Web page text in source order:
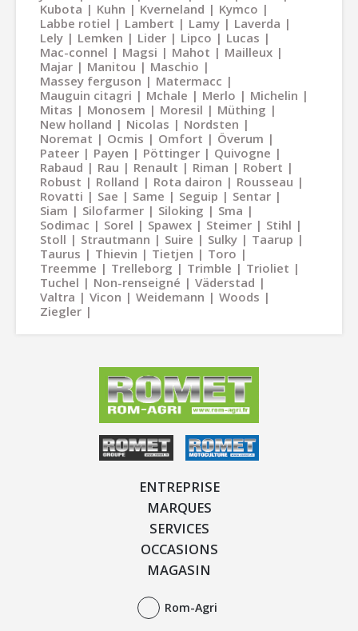
Kubota
Kuhn Kverneland
Kymco
Labbe rotiel
Lambert Lamy
Laverda
Lely
Lemken Lider Lipco
Lucas
Mac-connel
Magsi Mahot
Mailleux
Majar
Manitou
Maschio
Massey ferguson
Matermacc
Mauguin citagri
Mchale Merlo
Michelin
Mitas
Monosem Moresil
Müthing
New holland
Nicolas
Nordsten
Noremat
Ocmis Omfort
Överum
Pateer
Payen Pöttinger
Quivogne
Rabaud
Rau Renault Riman
Robert
Robust
Rolland Rota dairon
Rousseau
Rovatti
Sae Same Seguip
Sentar
Siam
Silofarmer Siloking
Sma
Sodimac
Sorel Spawex Steimer
Stihl
Stoll
Strautmann Suire Sulky
Taarup
Taurus
Thievin Tietjen
Toro
Treemme
Trelleborg Trimble
Trioliet
Tuchel
Non-renseigné
Väderstad
Valtra
Vicon Weidemann
Woods
Ziegler
ENTREPRISE
MARQUES
SERVICES
OCCASIONS
MAGASIN
Rom-Agri